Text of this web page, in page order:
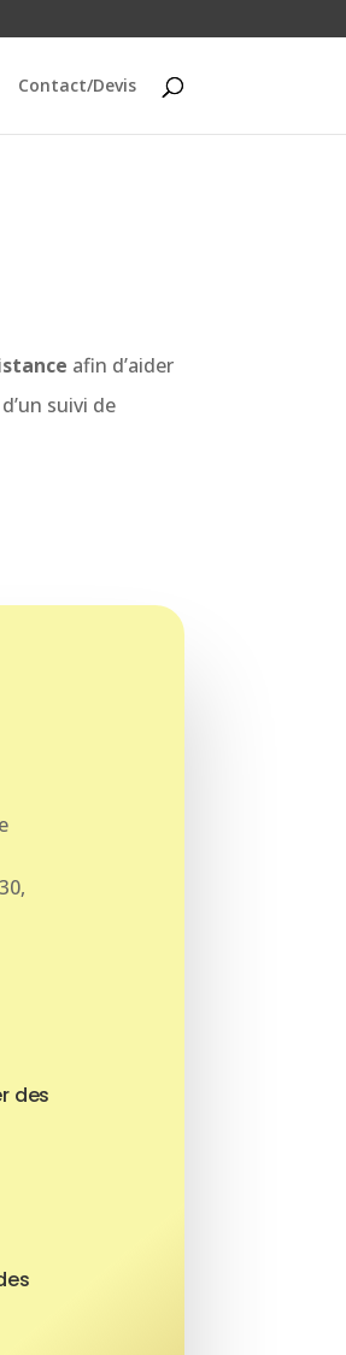
Contact/Devis
afin d’aider
suivi de
des